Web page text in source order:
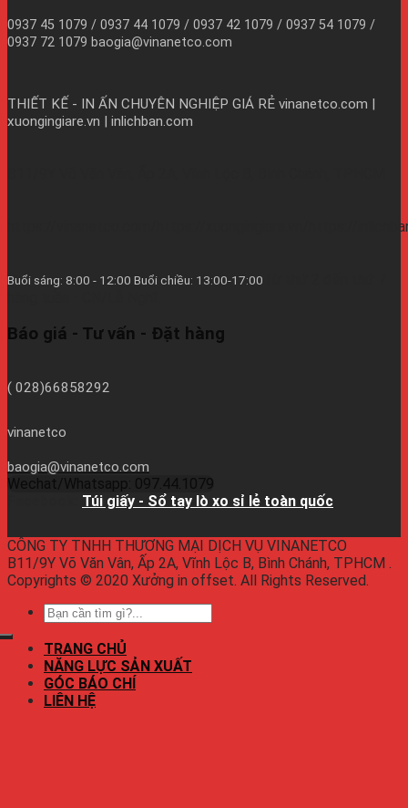
0937 45 1079 / 0937 44 1079 / 0937 42 1079 / 0937 54 1079 /
0937 72 1079 baogia@vinanetco.com
THIẾT KẾ - IN ẤN CHUYÊN NGHIỆP GIÁ RẺ vinanetco.com |
xuongingiare.vn | inlichban.com
https://vinanetco.com/https://xuongingiare.vn/https://
Buổi sáng: 8:00 - 12:00 Buổi chiều: 13:00-17:00
Báo giá - Tư vấn - Đặt hàng
( 028)66858292
vinanetco
baogia@vinanetco.com
Wechat/Whatsapp: 097.44.1079
Túi giấy - Sổ tay lò xo sỉ lẻ toàn quốc
CÔNG TY TNHH THƯƠNG MẠI DỊCH VỤ VINANETCO
B11/9Y Võ Văn Vân, Ấp 2A, Vĩnh Lộc B, Bình Chánh, TPHCM .
Copyrights © 2020 Xưởng in offset. All Rights Reserved.
TRANG CHỦ
NĂNG LỰC SẢN XUẤT
GÓC BÁO CHÍ
LIÊN HỆ